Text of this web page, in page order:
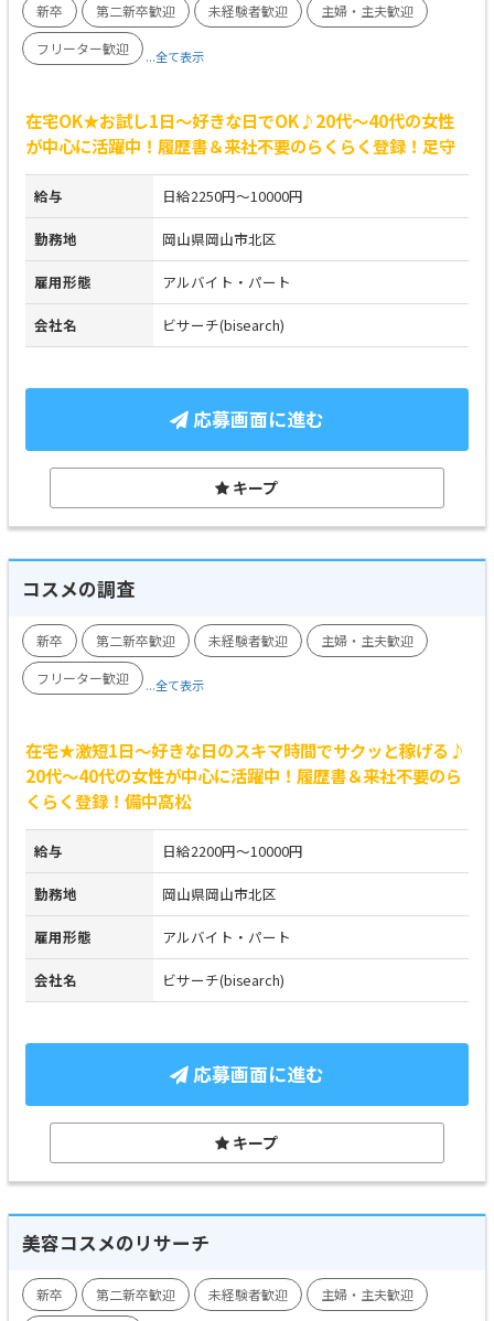
新卒 第二新卒歓迎 未経験者歓迎
主婦・主夫歓迎
フリーター歓迎
...全て表示
在宅OK★お試し1日～好きな日でOK♪20代～40代の女性
が中心に活躍中！履歴書＆来社不要のらくらく登録！足守
給与 日給2250円～10000円
勤務地 岡山県岡山市北区
雇用形態 アルバイト・パート
会社名 ビサーチ(bisearch)
応募画面に進む
キープ
コスメの調査
新卒 第二新卒歓迎 未経験者歓迎
主婦・主夫歓迎
フリーター歓迎
...全て表示
在宅★激短1日～好きな日のスキマ時間でサクッと稼げる♪
20代～40代の女性が中心に活躍中！履歴書＆来社不要のら
くらく登録！備中高松
給与 日給2200円～10000円
勤務地 岡山県岡山市北区
雇用形態 アルバイト・パート
会社名 ビサーチ(bisearch)
応募画面に進む
キープ
美容コスメのリサーチ
新卒 第二新卒歓迎 未経験者歓迎
主婦・主夫歓迎